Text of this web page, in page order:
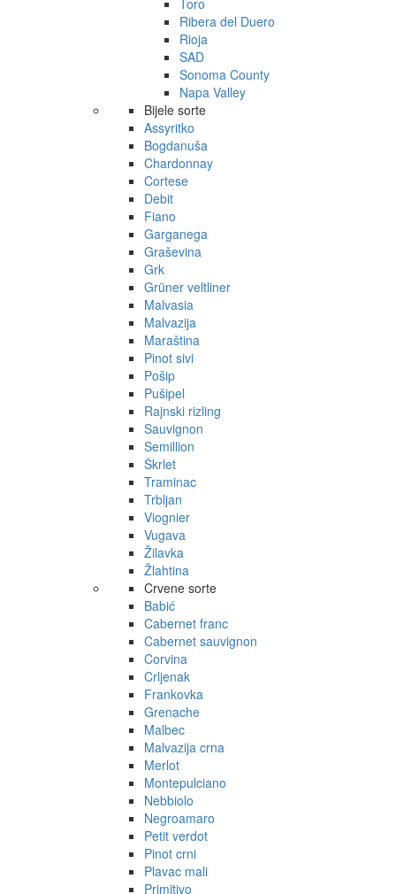
Toro
Ribera del Duero
Rioja
SAD
Sonoma County
Napa Valley
Bijele sorte
Assyritko
Bogdanuša
Chardonnay
Cortese
Debit
Fiano
Garganega
Graševina
Grk
Grüner veltliner
Malvasia
Malvazija
Maraština
Pinot sivi
Pošip
Pušipel
Rajnski rizling
Sauvignon
Semillion
Škrlet
Traminac
Trbljan
Viognier
Vugava
Žilavka
Žlahtina
Crvene sorte
Babić
Cabernet franc
Cabernet sauvignon
Corvina
Crljenak
Frankovka
Grenache
Malbec
Malvazija crna
Merlot
Montepulciano
Nebbiolo
Negroamaro
Petit verdot
Pinot crni
Plavac mali
Primitivo